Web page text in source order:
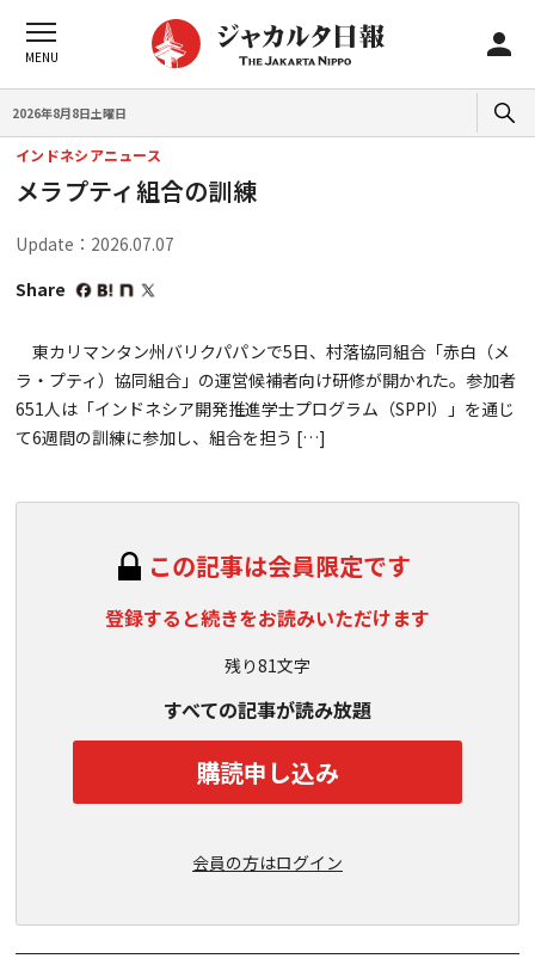
2026年8月8日土曜日
インドネシアニュース
メラプティ組合の訓練
Update：2026.07.07
Share
東カリマンタン州バリクパパンで5日、村落協同組合「赤白（メ
ラ・プティ）協同組合」の運営候補者向け研修が開かれた。参加者
651人は「インドネシア開発推進学士プログラム（SPPI）」を通じ
て6週間の訓練に参加し、組合を担う […]
この記事は会員限定です
登録すると続きをお読みいただけます
残り81文字
すべての記事が読み放題
購読申し込み
会員の方はログイン